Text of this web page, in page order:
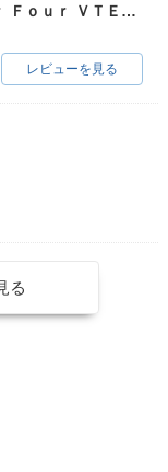
ＣＢ４００Ｓｕｐｅｒ Ｆｏｕｒ ＶＴＥＣ ＳＰＥＣ３
レビューを見る
る